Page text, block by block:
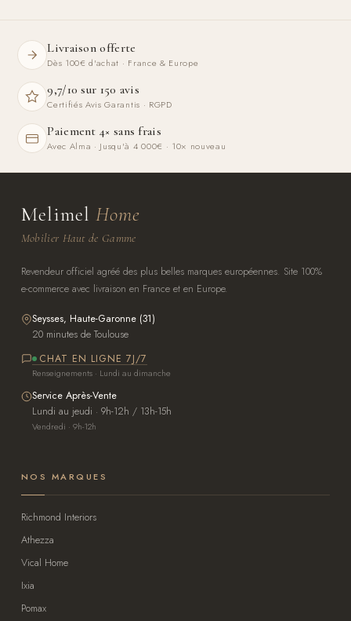
Livraison offerte
Dès 100€ d'achat · France & Europe
9,7/10 sur 150 avis
Certifiés Avis Garantis · RGPD
Paiement 4× sans frais
Avec Alma · Jusqu'à 4 000€ · 10× nouveau
Melimel Home
Mobilier Haut de Gamme
Revendeur officiel agréé des plus belles marques européennes. Site 100%
e-commerce avec livraison en France et en Europe.
Seysses, Haute-Garonne (31)
20 minutes de Toulouse
CHAT EN LIGNE 7J/7
Renseignements · Lundi au dimanche
Service Après-Vente
Lundi au jeudi · 9h-12h / 13h-15h
Vendredi · 9h-12h
NOS MARQUES
Richmond Interiors
Athezza
Vical Home
Ixia
Pomax